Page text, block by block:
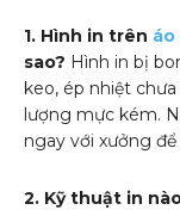
1. Hình in trên
sao? Hình in bị
keo, ép nhiệt
lượng mực kém.
ngay với xưởng
2. Kỹ thuật in